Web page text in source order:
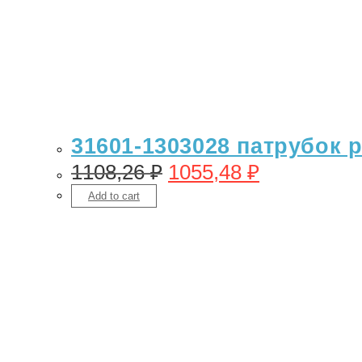
31601-1303028
1108,26₽ 1055,48 ₽
Add to cart